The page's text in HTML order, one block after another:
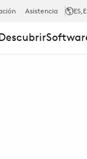
Asistencia ES